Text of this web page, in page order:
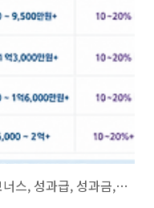
회사입니다.🎯 신입사원
sk에코플랜트의 연봉(급여, 월급, 보너스, 성과급, 성과금, 상여급, 상여금, 수당, 초봉, 초임), 인재상, 근무지, 복지제도(복리후생) 등 정리